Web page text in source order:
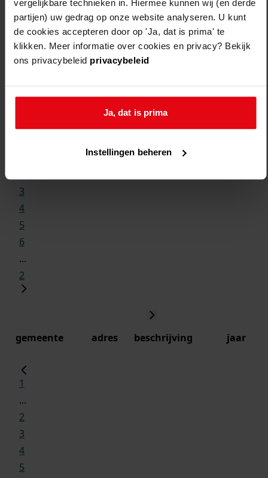
vergelijkbare technieken in. Hiermee kunnen wij (en derde
partijen) uw gedrag op onze website analyseren. U kunt
de cookies accepteren door op 'Ja, dat is prima' te
klikken. Meer informatie over cookies en privacy? Bekijk
ons privacybeleid privacybeleid
Ja, dat is prima
Instellingen beheren
3
4
5
6
...
2
gemeente adres beschrijving jaar
1
...
2
3
4
5